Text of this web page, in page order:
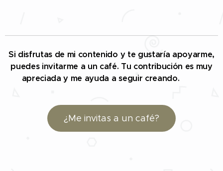
Si disfrutas de mi contenido y te gustaría apoyarme,
puedes invitarme a un café. Tu contribución es muy
apreciada y me ayuda a seguir creando. 🤗☕
¿Me invitas a un café?